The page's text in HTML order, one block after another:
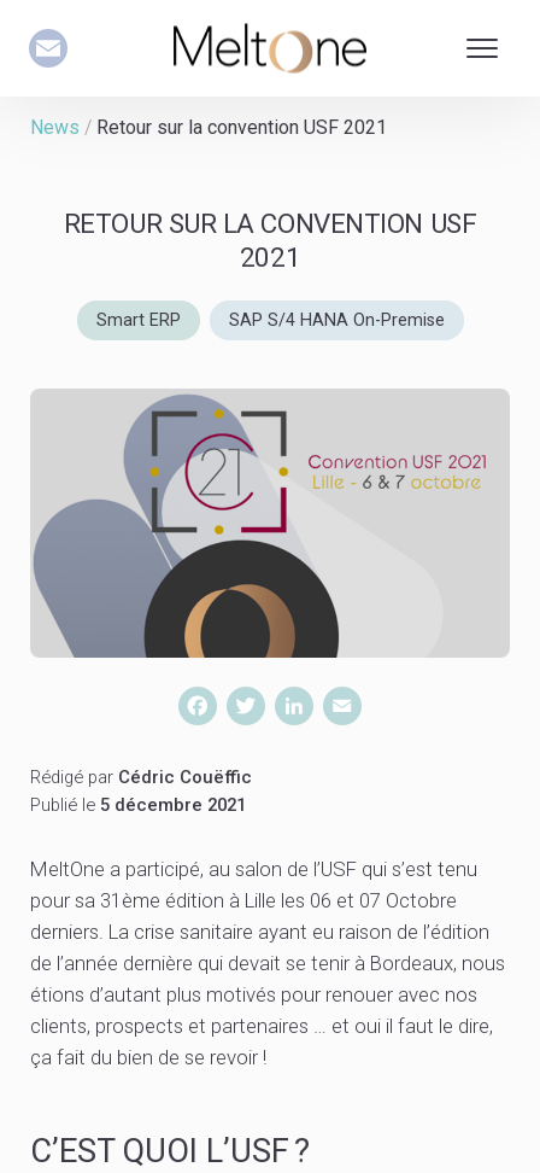
Voir/
News / Retour sur la convention USF 2021
RETOUR SUR LA CONVENTION USF
2021
Smart ERP SAP S/4 HANA On-Premise
Facebook
TwitterLinkedIn
Email
Rédigé par Cédric Couëffic
Publié le 5 décembre 2021
MeltOne a participé, au salon de l’USF qui s’est tenu
pour sa 31ème édition à Lille les 06 et 07 Octobre
derniers. La crise sanitaire ayant eu raison de l’édition
de l’année dernière qui devait se tenir à Bordeaux, nous
étions d’autant plus motivés pour renouer avec nos
clients, prospects et partenaires … et oui il faut le dire,
ça fait du bien de se revoir !
C’EST QUOI L’USF ?